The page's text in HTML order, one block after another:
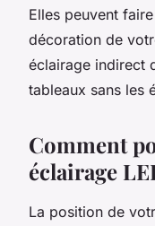
Elles peuvent
décoration de
éclairage indirect
tableaux sans les
Comment
éclairage
La position de